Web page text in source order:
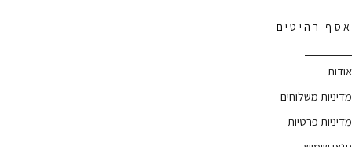
אסף רהיטים
אודות
מדיניות משלוחים
מדיניות פרטיות